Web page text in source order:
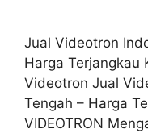
Jual Videotron
Harga Terjangkau
Videotron Jual
Tengah – Harga
VIDEOTRON